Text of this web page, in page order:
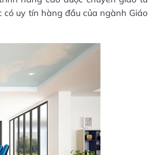
uy tín hàng đầu của ngành Giáo